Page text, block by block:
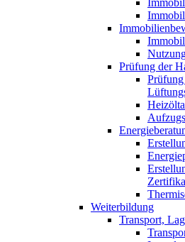
Prüfung der
Weiterbildung
Transport,